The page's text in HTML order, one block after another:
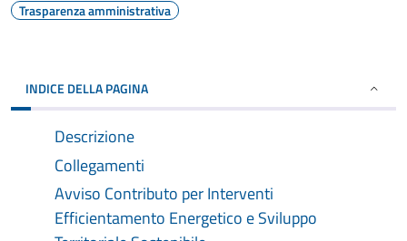
Trasparenza amministrativa
INDICE DELLA PAGINA
Descrizione
Collegamenti
Avviso Contributo per Interventi
Efficientamento Energetico e Sviluppo